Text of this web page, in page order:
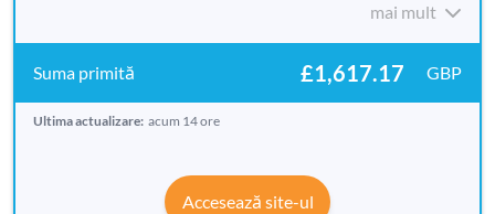
mai mult
£1,617.17 GBP
Ultima actualizare: acum 14 ore
Accesează site-ul